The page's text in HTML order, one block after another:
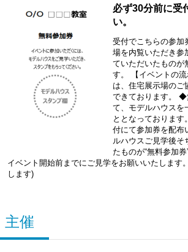
必ず30分前に受
い。
受付でこちらの参加
場を内覧いただき参
ていただいたものが
す。 【イベントの
は、住宅展示場のご
できております。 ◆
て、モデルハウスを
ととなっておりま
付にて参加券を配布
ルハウスご見学後そ
たものが“無料参加
イベント開始前までにご見学をお願いいたします
します)
主催